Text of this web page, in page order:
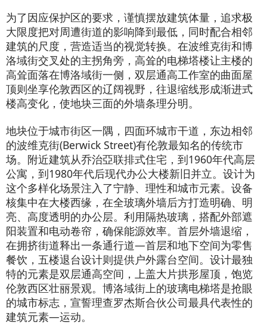
为了因应保护区的要求，谨慎摆放建筑体量，追求极
大限度把对周遭街道的影响降到最低，同时配合相邻
建筑的尺度，营造适当的视觉转换。在波维克街和博
洛域街交叉处的主拐角旁，高耸的电梯塔楼让主楼的
高耸面落在博洛域街一侧，双层通高工作室的曲面屋
顶则坐享伦敦西区的辽阔视野，往退缩线形成渐进式
楼高变化，使地块三面的外墙条理分明。
地块位于城市街区一隅，四面环城市干道，东边相邻
的波维克街(Berwick Street)有伦敦最知名的传统市
场。附近建筑从乔治亞联排式住宅，到1960年代高层
公寓，到1980年代后现代办公大楼新旧并立。设计为
这个多样化场景注入了宁静、理性和城市元素。设备
核集中在大楼西缘，在全玻璃外墙后方打造明确、明
亮、高度透明的办公层。利用隔热玻璃，搭配外部遮
阳装置和电动卷帘，确保能源效率。首层外墙退缩，
在拥挤街道释出一条通行道—首层和地下空间为零售
餐饮，五楼退台设计则提供户外露台空间。设计最独
特的元素是双层通高空间，上盖大片拱形屋顶，饱览
伦敦西区壮丽景观。博洛域街上的玻璃电梯塔是抢眼
的城市标志，宣誓理查罗杰斯合伙公司最具代表性的
建筑元素—运动。